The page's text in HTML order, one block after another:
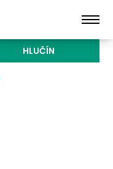
HLUČÍN